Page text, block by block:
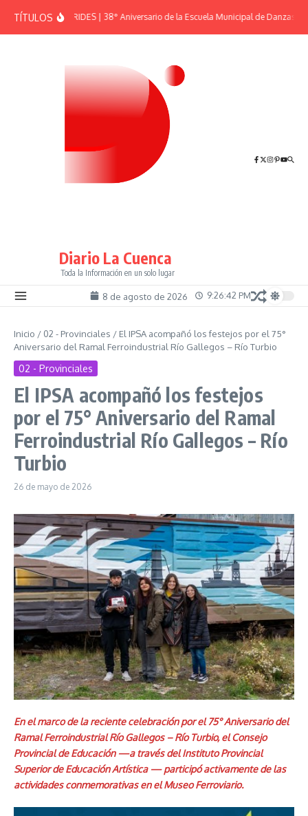
TÍTULOSEFEMÉRIDES | 38° Aniversario de la Escuela Municipal de Danzas “El
Diario La Cuenca
Toda la Información en un solo lugar
8 de agosto de 2026 9:26:42 PM
Inicio / 02 - Provinciales / El IPSA acompañó los festejos por el 75°
Aniversario del Ramal Ferroindustrial Río Gallegos – Río Turbio
02 - Provinciales
El IPSA acompañó los festejos
por el 75° Aniversario del Ramal
Ferroindustrial Río Gallegos – Río
Turbio
26 de mayo de 2026
En el marco de la reciente celebración por el 75° Aniversario del
Ramal Ferroindustrial Río Gallegos – Río Turbio, el Consejo
Provincial de Educación —a través del Instituto Provincial
Superior de Educación Artística — participó activamente de las
actividades conmemorativas en el Museo Ferroviario.